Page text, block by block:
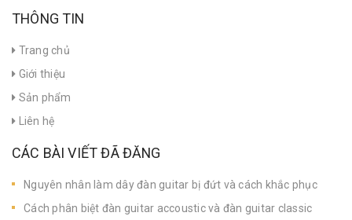
THÔNG TIN
Trang chủ
Giới thiệu
Sản phẩm
Liên hệ
CÁC BÀI VIẾT ĐÃ ĐĂNG
Nguyên nhân làm dây đàn guitar bị đứt và cách khắc phục
Cách phân biệt đàn guitar accoustic và đàn guitar classic